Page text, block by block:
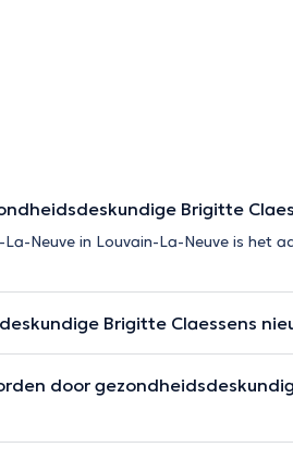
Brigitte
Neuve in Louvain-La-Neuve is het
Brigitte Claessens
door